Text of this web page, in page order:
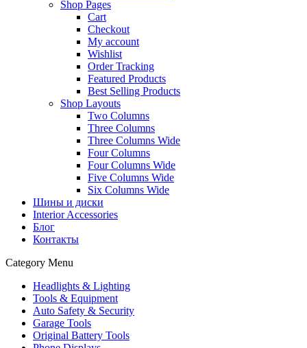
Shop Pages
Cart
Checkout
My account
Wishlist
Order Tracking
Featured Products
Best Selling Products
Shop Layouts
Two Columns
Three Columns
Three Columns Wide
Four Columns
Four Columns Wide
Five Columns Wide
Six Columns Wide
Шины и диски
Interior Accessories
Блог
Контакты
Category Menu
Headlights & Lighting
Tools & Equipment
Auto Safety & Security
Garage Tools
Original Battery Tools